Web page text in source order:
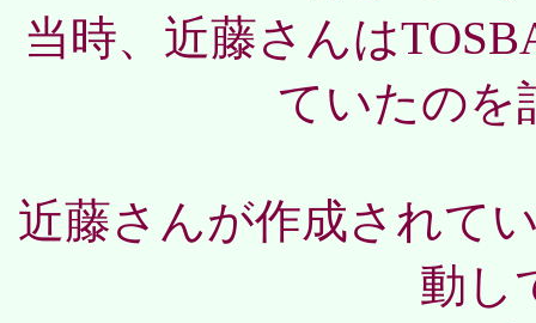
当時、近藤さんは
ていたのを
近藤さんが作成されて
動し